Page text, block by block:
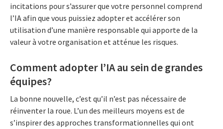
incitations pour s’assurer que votre personnel comprend
l’IA afin que vous puissiez adopter et accélérer son
utilisation d’une manière responsable qui apporte de la
valeur à votre organisation et atténue les risques.
Comment adopter l’IA au sein de grandes
équipes?
La bonne nouvelle, c’est qu’il n’est pas nécessaire de
réinventer la roue. L’un des meilleurs moyens est de
s’inspirer des approches transformationnelles qui ont